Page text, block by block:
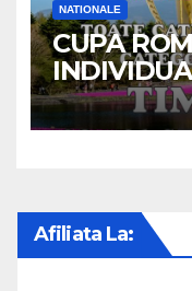
NATIONALE
CUPA
Afiliata La: